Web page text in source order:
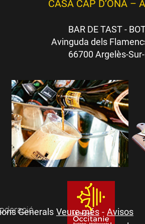
CASA CAP D’ONA –
BAR DE TAST -
Avinguda dels
66700 Argelès-
Generals Veure més - Avisos